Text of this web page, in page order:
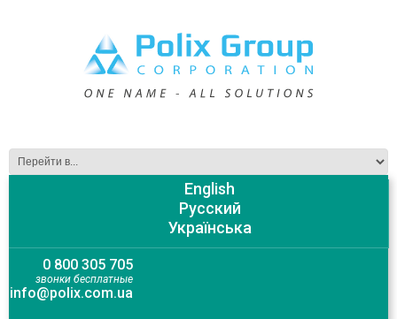
English
Русский
Українська
0 800 305 705
звонки бесплатные
info@polix.com.ua